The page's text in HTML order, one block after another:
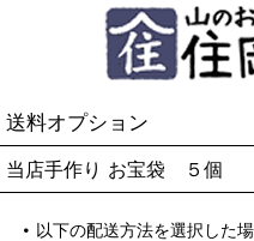
送料オプション
当店手作り お宝袋 ５個
以下の配送方法を選択した